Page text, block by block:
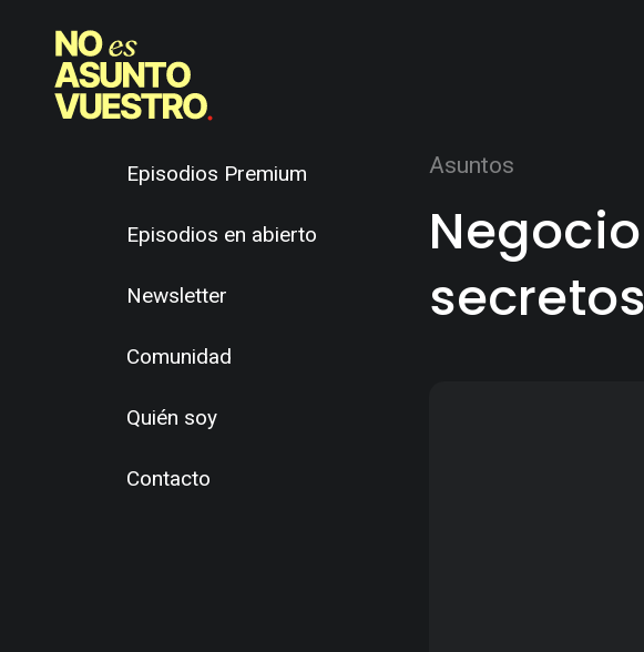
Episodios Premium
Episodios en abierto
Newsletter
Comunidad
Quién soy
Contacto
Asuntos